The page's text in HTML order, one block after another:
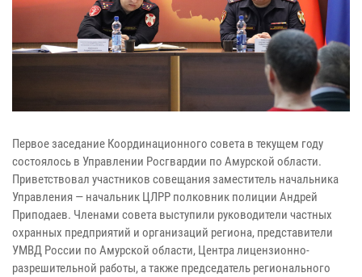
Первое заседание Координационного совета в текущем году
состоялось в Управлении Росгвардии по Амурской области.
Приветствовал участников совещания заместитель начальника
Управления — начальник ЦЛРР полковник полиции Андрей
Приподаев. Членами совета выступили руководители частных
охранных предприятий и организаций региона, представители
УМВД России по Амурской области, Центра лицензионно-
разрешительной работы, а также председатель регионального